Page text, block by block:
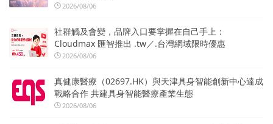
2026/08/06
社群觸及會變，品牌入口要掌握在自己手上：
Cloudmax 匯智推出 .tw／.台灣網域限時優惠
2026/08/06
真健康醫療（02697.HK）與天津具身智能創新中心達成
戰略合作 共建具身智能醫療產業生態
2026/08/06